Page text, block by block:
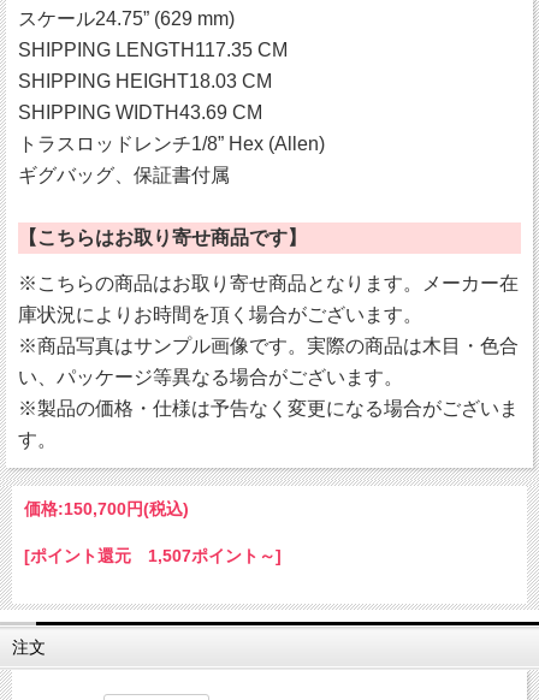
スケール24.75” (629 mm)
SHIPPING LENGTH117.35 CM
SHIPPING HEIGHT18.03 CM
SHIPPING WIDTH43.69 CM
トラスロッドレンチ1/8” Hex (Allen)
ギグバッグ、保証書付属
【こちらはお取り寄せ商品です】
※こちらの商品はお取り寄せ商品となります。メーカー在
庫状況によりお時間を頂く場合がございます。
※商品写真はサンプル画像です。実際の商品は木目・色合
い、パッケージ等異なる場合がございます。
※製品の価格・仕様は予告なく変更になる場合がございま
す。
価格:150,700円(税込)
[ポイント還元 1,507ポイント～]
注文